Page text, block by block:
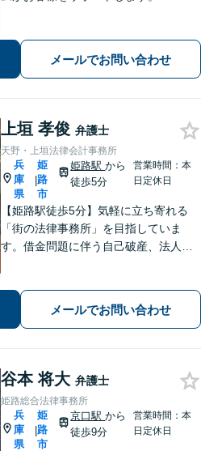
メールでお問い合わせ
上垣 孝俊 弁護士
天野・上垣法律会計事務所
兵
庫
県
|
姫
路
市
姫路駅から
徒歩5分
営業時間：本
日定休日
【姫路駅徒歩5分】気軽に立ち寄れる
「街の法律事務所」を目指していま
す。借金問題に伴う自己破産、法人破
しっかり耳を傾けサポートいたしま
す。【初回相談無料】【個室対応】
メールでお問い合わせ
谷本 将大 弁護士
姫路総合法律事務所
兵
庫
県
|
姫
路
市
京口駅から
徒歩9分
営業時間：本
日定休日